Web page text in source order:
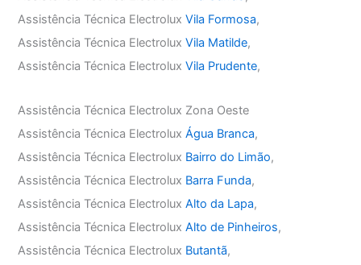
Assistência Técnica ElectroluxVila Formosa,
Assistência Técnica ElectroluxVila Matilde,
Assistência Técnica ElectroluxVila Prudente,
Assistência Técnica Electrolux Zona Oeste
Assistência Técnica ElectroluxÁgua Branca,
Assistência Técnica Electrolux Bairro do Limão,
Assistência Técnica Electrolux Barra Funda,
Assistência Técnica ElectroluxAlto da Lapa,
Assistência Técnica ElectroluxAlto de Pinheiros,
Assistência Técnica Electrolux Butantã,